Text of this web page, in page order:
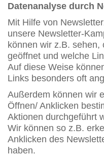
Datenanalyse durch
Mit Hilfe von
unsere Newsletter-
können wir z.B.
geöffnet und welche
Auf diese Weise
Links besonders oft
Außerdem können wir
Öffnen/ Anklicken
Aktionen durchgeführt
Wir können so z.B.
Anklicken des
haben.